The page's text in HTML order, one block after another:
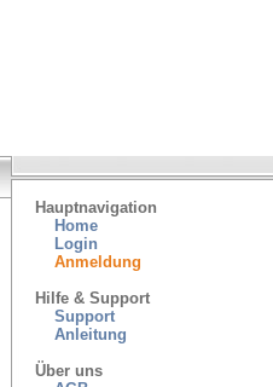
Hauptnavigation
Home
Login
Anmeldung
Hilfe & Support
Support
Anleitung
Über uns